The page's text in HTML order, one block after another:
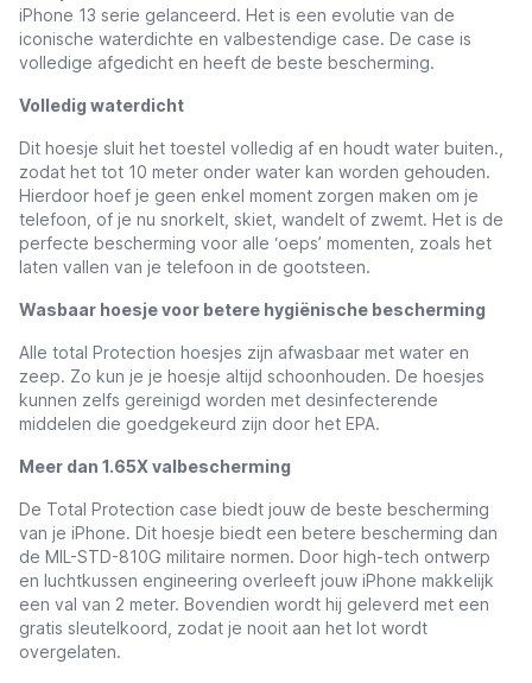
iPhone 13 serie gelanceerd. Het is een evolutie van de
iconische waterdichte en valbestendige case. De case is
volledige afgedicht en heeft de beste bescherming.
Volledig waterdicht
Dit hoesje sluit het toestel volledig af en houdt water buiten.,
zodat het tot 10 meter onder water kan worden gehouden.
Hierdoor hoef je geen enkel moment zorgen maken om je
telefoon, of je nu snorkelt, skiet, wandelt of zwemt. Het is de
perfecte bescherming voor alle ‘oeps’ momenten, zoals het
laten vallen van je telefoon in de gootsteen.
Wasbaar hoesje voor betere hygiënische bescherming
Alle total Protection hoesjes zijn afwasbaar met water en
zeep. Zo kun je je hoesje altijd schoonhouden. De hoesjes
kunnen zelfs gereinigd worden met desinfecterende
middelen die goedgekeurd zijn door het EPA.
Meer dan 1.65X valbescherming
De Total Protection case biedt jouw de beste bescherming
van je iPhone. Dit hoesje biedt een betere bescherming dan
de MIL-STD-810G militaire normen. Door high-tech ontwerp
en luchtkussen engineering overleeft jouw iPhone makkelijk
een val van 2 meter. Bovendien wordt hij geleverd met een
gratis sleutelkoord, zodat je nooit aan het lot wordt
overgelaten.